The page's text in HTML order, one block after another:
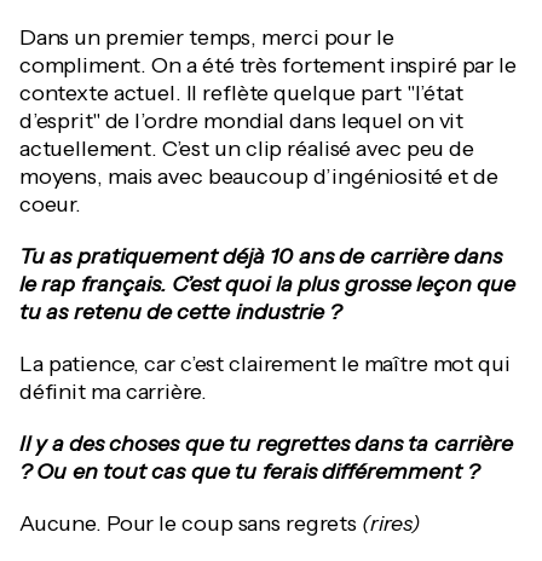
Dans un premier temps, merci pour le
compliment. On a été très fortement inspiré par le
contexte actuel. Il reflète quelque part "l’état
d’esprit" de l’ordre mondial dans lequel on vit
actuellement. C’est un clip réalisé avec peu de
moyens, mais avec beaucoup d’ingéniosité et de
coeur.
Tu as pratiquement déjà 10 ans de carrière dans
le rap français. C’est quoi la plus grosse leçon que
tu as retenu de cette industrie ?
La patience, car c’est clairement le maître mot qui
définit ma carrière.
Il y a des choses que tu regrettes dans ta carrière
? Ou en tout cas que tu ferais différemment ?
Aucune. Pour le coup sans regrets (rires)